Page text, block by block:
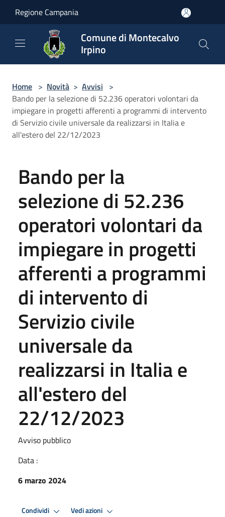
Regione Campania
Comune di Montecalvo
Irpino
Home > Novità > Avvisi >
Bando per la selezione di 52.236 operatori volontari da
impiegare in progetti afferenti a programmi di intervento
di Servizio civile universale da realizzarsi in Italia e
all'estero del 22/12/2023
Bando per la
selezione di 52.236
operatori volontari da
impiegare in progetti
afferenti a programmi
di intervento di
Servizio civile
universale da
realizzarsi in Italia e
all'estero del
22/12/2023
Avviso pubblico
Data :
6 marzo 2024
Condividi Vedi azioni